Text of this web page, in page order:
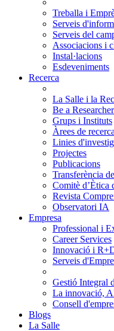
Treballa i
Serveis
Serveis del
Associacions i
Instal·lacions
Esdeveniments
Recerca
La Salle i la
Be a Researcher
Grups i Instituts
Àrees de recerca
Linies
Projectes
Publicacions
Transferència
Comitè d’Ètica
Revista
Observatori IA
Empresa
Professional i
Career Services
Innovació i
Serveis
Gestió Integral
La innovació,
Consell
Blogs
La Salle